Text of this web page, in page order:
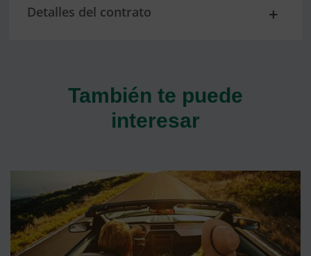
Detalles del contrato
También te puede
interesar